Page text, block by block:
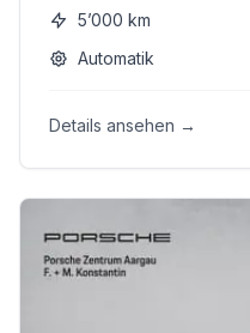
5’000 km
Automatik
Details ansehen →